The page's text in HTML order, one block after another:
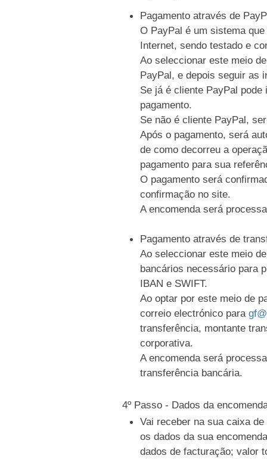
Pagamento através de
O PayPal é um sistema
Internet, sendo testado e
Ao seleccionar este meio
PayPal, e depois seguir as
Se já é cliente PayPal
pagamento.
Se não é cliente PayPal,
Após o pagamento, será
de como decorreu a
pagamento para sua
O pagamento será
confirmação no site.
A encomenda será
Pagamento através de
Ao seleccionar este meio
bancários necessário para
IBAN e SWIFT.
Ao optar por este meio de
correio electrónico para
transferência, montante
corporativa.
A encomenda será
transferência bancária.
4º Passo - Dados da
Vai receber na sua caixa
os dados da sua
dados de facturação; valor